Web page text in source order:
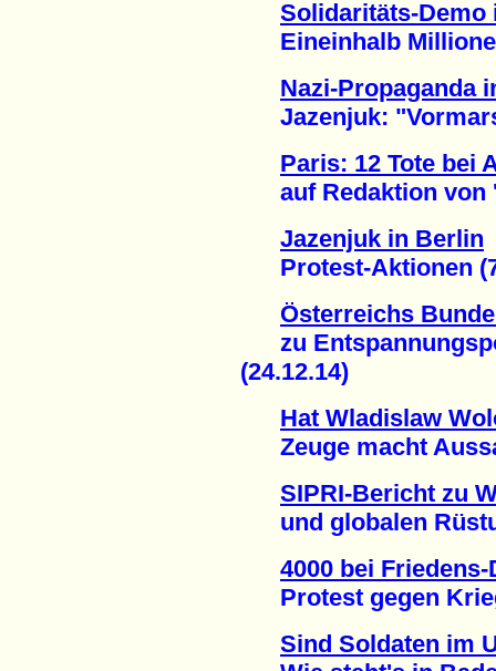
Solidaritäts-Demo
Eineinhalb
Nazi-Propaganda
Jazenjuk:
Paris: 12 Tote bei
auf Redaktion von
Jazenjuk in Berlin
Protest-Aktionen
Österreichs
zu
(24.12.14)
Hat Wladislaw
Zeuge macht
SIPRI-Bericht zu
und globalen
4000 bei
Protest gegen
Sind Soldaten im